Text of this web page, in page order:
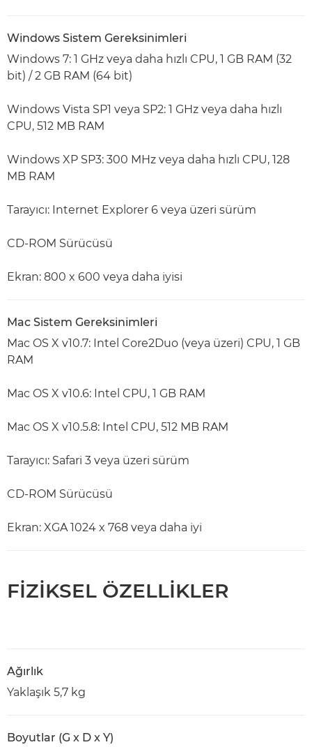
Windows Sistem Gereksinimleri
Windows 7: 1 GHz veya daha hızlı CPU, 1 GB RAM (32
bit) / 2 GB RAM (64 bit)
Windows Vista SP1 veya SP2: 1 GHz veya daha hızlı
CPU, 512 MB RAM
Windows XP SP3: 300 MHz veya daha hızlı CPU, 128
MB RAM
Tarayıcı: Internet Explorer 6 veya üzeri sürüm
CD-ROM Sürücüsü
Ekran: 800 x 600 veya daha iyisi
Mac Sistem Gereksinimleri
Mac OS X v10.7: Intel Core2Duo (veya üzeri) CPU, 1 GB
RAM
Mac OS X v10.6: Intel CPU, 1 GB RAM
Mac OS X v10.5.8: Intel CPU, 512 MB RAM
Tarayıcı: Safari 3 veya üzeri sürüm
CD-ROM Sürücüsü
Ekran: XGA 1024 x 768 veya daha iyi
FİZİKSEL ÖZELLİKLER
Ağırlık
Yaklaşık 5,7 kg
Boyutlar (G x D x Y)